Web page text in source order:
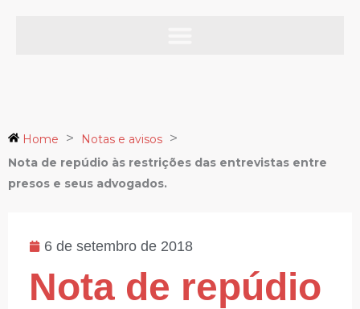
Home > Notas e avisos >
Nota de repúdio às restrições das entrevistas entre
presos e seus advogados.
6 de setembro de 2018
Nota de repúdio